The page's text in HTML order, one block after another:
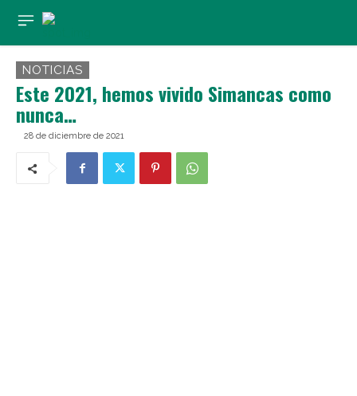
NOTICIAS
Este 2021, hemos vivido Simancas como
nunca…
28 de diciembre de 2021